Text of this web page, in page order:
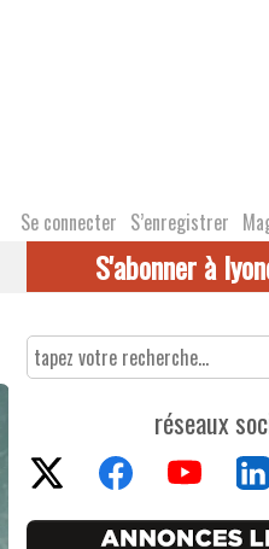
Se connecter S’enregistrer
S'abonner à
réseaux